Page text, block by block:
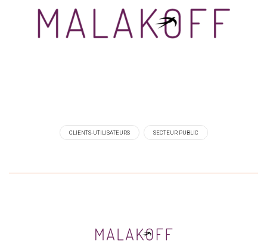
CLIENTS-UTILISATEURS SECTEUR PUBLIC